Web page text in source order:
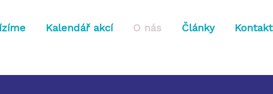
Kalendář akcí O nás Články Kontakt